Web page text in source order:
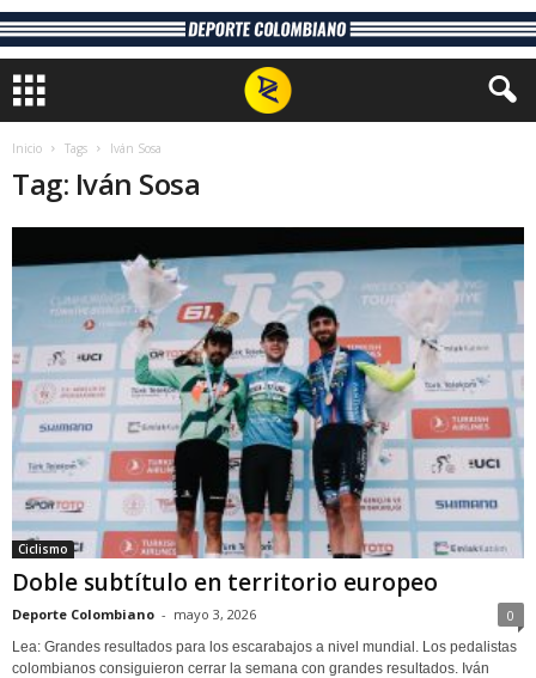
Inicio Tags Iván Sosa
Tag: Iván Sosa
Ciclismo
Doble subtítulo en territorio europeo
Deporte Colombiano - mayo 3, 2026 0
Lea: Grandes resultados para los escarabajos a nivel mundial. Los pedalistas
colombianos consiguieron cerrar la semana con grandes resultados. Iván